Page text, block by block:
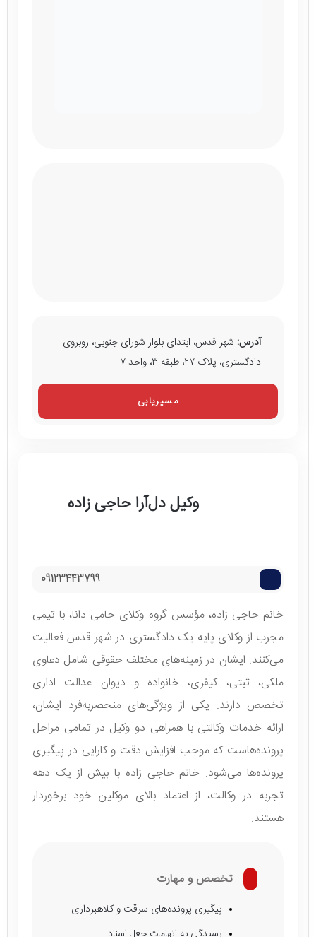
آدرس: شهر قدس، ابتدای بلوار شورای جنوبی، روبروی
دادگستری، پلاک ۲۷، طبقه ۳، واحد ۷
مسیریابی
وکیل دل‌آرا حاجی زاده
09123443799
خانم حاجی زاده، مؤسس گروه وکلای حامی دانا، با تیمی
مجرب از وکلای پایه یک دادگستری در شهر قدس فعالیت
می‌کنند. ایشان در زمینه‌های مختلف حقوقی شامل دعاوی
ملکی، ثبتی، کیفری، خانواده و دیوان عدالت اداری
تخصص دارند. یکی از ویژگی‌های منحصربه‌فرد ایشان،
ارائه خدمات وکالتی با همراهی دو وکیل در تمامی مراحل
پرونده‌هاست که موجب افزایش دقت و کارایی در پیگیری
پرونده‌ها می‌شود. خانم حاجی زاده با بیش از یک دهه
تجربه در وکالت، از اعتماد بالای موکلین خود برخوردار
هستند.
تخصص و مهارت
پیگیری پرونده‌های سرقت و کلاهبرداری